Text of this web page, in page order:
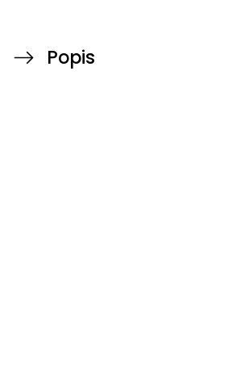
Popis